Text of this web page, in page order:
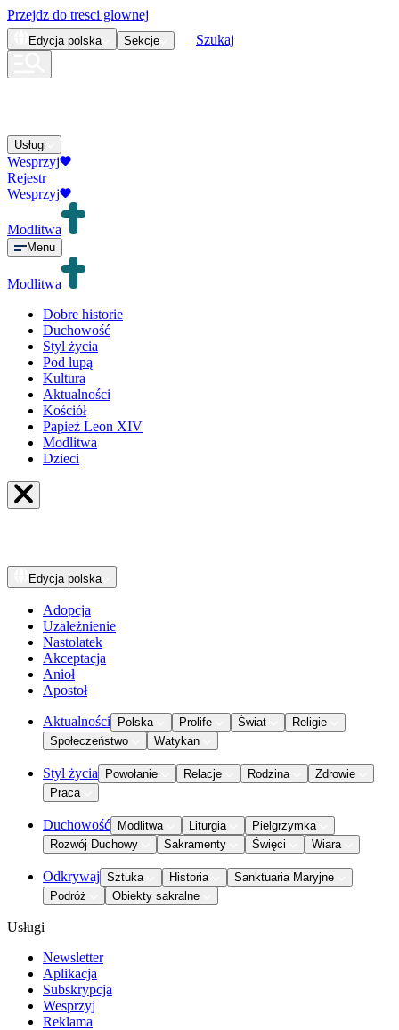
Przejdz do tresci glownej
Edycja polska Sekcje Szukaj
Usługi
Wesprzyj
Rejestr
Wesprzyj
Modlitwa
Menu
Modlitwa
Dobre historie
Duchowość
Styl życia
Pod lupą
Kultura
Aktualności
Kościół
Papież Leon XIV
Modlitwa
Dzieci
Edycja polska
Adopcja
Uzależnienie
Nastolatek
Akceptacja
Anioł
Apostoł
Aktualności Polska Prolife Świat
Religie
Społeczeństwo
Watykan
Styl życia Powołanie Relacje Rodzina
Zdrowie
Praca
Duchowość Modlitwa Liturgia
Pielgrzymka
Rozwój Duchowy
Sakramenty Święci Wiara
Odkrywaj Sztuka Historia
Sanktuaria Maryjne
Podróż
Obiekty sakralne
Usługi
Newsletter
Aplikacja
Subskrypcja
Wesprzyj
Reklama